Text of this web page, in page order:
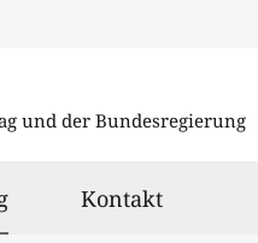
und der Bundesregierung
ausgewählt
Kontakt